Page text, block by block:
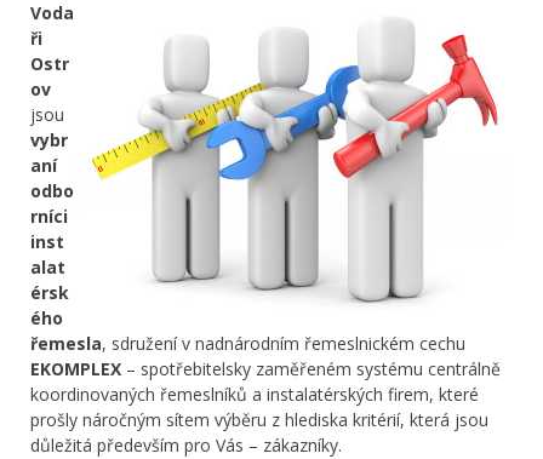
Voda
ři
Ostr
ov
jsou
vybr
aní
odbo
rníci
inst
alat
érsk
ého
řemesla, sdružení v nadnárodním řemeslnickém cechu
EKOMPLEX – spotřebitelsky zaměřeném systému centrálně
koordinovaných řemeslníků a instalatérských firem, které
prošly náročným sítem výběru z hlediska kritérií, která jsou
důležitá především pro Vás – zákazníky.